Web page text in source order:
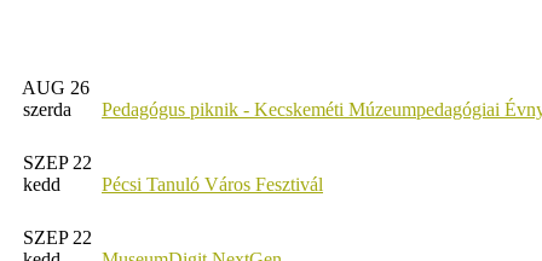
AUG 26
szerda
Pedagógus piknik - Kecskeméti Múzeumpedagógiai
SZEP 22
kedd
Pécsi Tanuló Város Fesztivál
SZEP 22